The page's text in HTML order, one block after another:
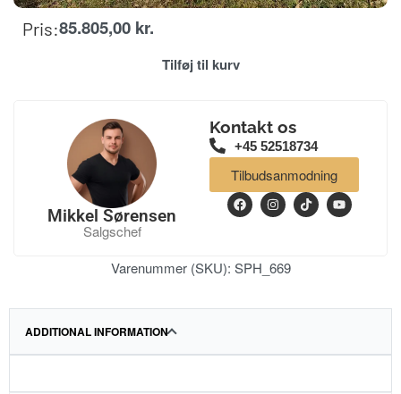
Pris:85.805,00 kr.
Tilføj til kurv
Kontakt os
+45 52518734
Tilbudsanmodning
Mikkel Sørensen
Salgschef
Varenummer (SKU): SPH_669
ADDITIONAL INFORMATION